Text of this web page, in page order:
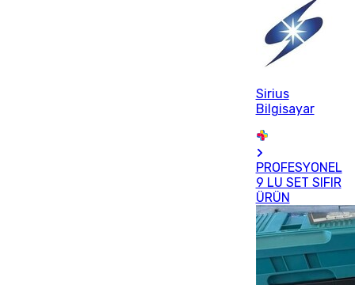
Sirius
Bilgisayar
PROFESYONEL
9 LU SET SIFIR
ÜRÜN